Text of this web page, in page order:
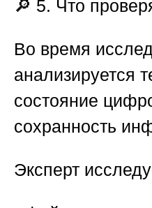
🔎 5. Что
Во время
анализируется
состояние
сохранность
Эксперт